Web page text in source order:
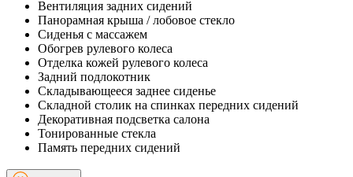
Вентиляция задних сидений
Панорамная крыша / лобовое стекло
Сиденья с массажем
Обогрев рулевого колеса
Отделка кожей рулевого колеса
Задний подлокотник
Складывающееся заднее сиденье
Складной столик на спинках передних сидений
Декоративная подсветка салона
Тонированные стекла
Память передних сидений